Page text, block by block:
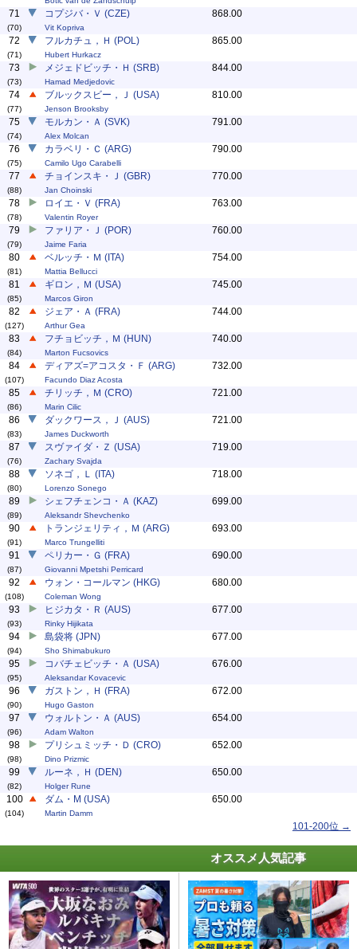
71
(70)
コプジバ・Ｖ (CZE)
Vit Kopriva
868.00
72
(71)
フルカチュ，Ｈ (POL)
Hubert Hurkacz
865.00
73
(73)
メジェドビッチ・Ｈ (SRB)
Hamad Medjedovic
844.00
74
(77)
ブルックスビー，Ｊ (USA)
Jenson Brooksby
810.00
75
(74)
モルカン・Ａ (SVK)
Alex Molcan
791.00
76
(75)
カラベリ・Ｃ (ARG)
Camilo Ugo Carabelli
790.00
77
(88)
チョインスキ・Ｊ (GBR)
Jan Choinski
770.00
78
(78)
ロイエ・Ｖ (FRA)
Valentin Royer
763.00
79
(79)
ファリア・Ｊ (POR)
Jaime Faria
760.00
80
(81)
ベルッチ・Ｍ (ITA)
Mattia Bellucci
754.00
81
(85)
ギロン，Ｍ (USA)
Marcos Giron
745.00
82
(127)
ジェア・Ａ (FRA)
Arthur Gea
744.00
83
(84)
フチョビッチ，Ｍ (HUN)
Marton Fucsovics
740.00
84
(107)
ディアズ=アコスタ・Ｆ (ARG)
Facundo Diaz Acosta
732.00
85
(86)
チリッチ，Ｍ (CRO)
Marin Cilic
721.00
86
(83)
ダックワース，Ｊ (AUS)
James Duckworth
721.00
87
(76)
スヴァイダ・Ｚ (USA)
Zachary Svajda
719.00
88
(80)
ソネゴ，Ｌ (ITA)
Lorenzo Sonego
718.00
89
(89)
シェフチェンコ・Ａ (KAZ)
Aleksandr Shevchenko
699.00
90
(91)
トランジェリティ，Ｍ (ARG)
Marco Trungelliti
693.00
91
(87)
ペリカー・Ｇ (FRA)
Giovanni Mpetshi Perricard
690.00
92
(108)
ウォン・コールマン (HKG)
Coleman Wong
680.00
93
(93)
ヒジカタ・Ｒ (AUS)
Rinky Hijikata
677.00
94
(94)
島袋将 (JPN)
Sho Shimabukuro
677.00
95
(95)
コバチェビッチ・Ａ (USA)
Aleksandar Kovacevic
676.00
96
(90)
ガストン，Ｈ (FRA)
Hugo Gaston
672.00
97
(96)
ウォルトン・Ａ (AUS)
Adam Walton
654.00
98
(98)
プリシュミッチ・Ｄ (CRO)
Dino Prizmic
652.00
99
(82)
ルーネ，Ｈ (DEN)
Holger Rune
650.00
100
(104)
ダム・M (USA)
Martin Damm
650.00
101-200位 →
オススメ人気記事